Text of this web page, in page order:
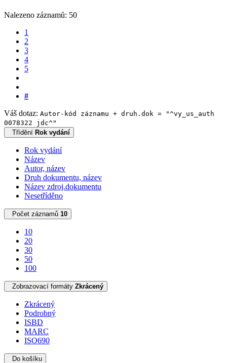
Nalezeno záznamů: 50
1
2
3
4
5
#
Váš dotaz: Autor-kód záznamu + druh.dok = "^vy_us_auth
0078322 jdc^"
Třídění Rok vydání
Rok vydání
Název
Autor, název
Druh dokumentu, název
Název zdroj.dokumentu
Nesetříděno
Počet záznamů 10
10
20
30
50
100
Zobrazovací formáty Zkrácený
Zkrácený
Podrobný
ISBD
MARC
ISO690
Do košíku